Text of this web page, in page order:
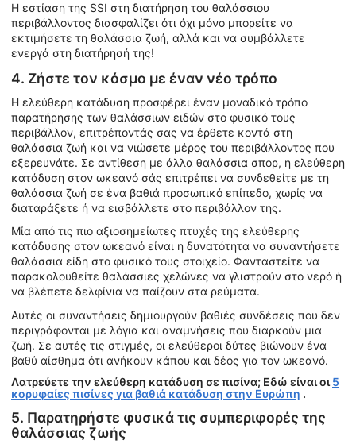
Η εστίαση της SSI στη διατήρηση του θαλάσσιου
περιβάλλοντος διασφαλίζει ότι όχι μόνο μπορείτε να
εκτιμήσετε τη θαλάσσια ζωή, αλλά και να συμβάλλετε
ενεργά στη διατήρησή της!
4. Ζήστε τον κόσμο με έναν νέο τρόπο
Η ελεύθερη κατάδυση προσφέρει έναν μοναδικό τρόπο
παρατήρησης των θαλάσσιων ειδών στο φυσικό τους
περιβάλλον, επιτρέποντάς σας να έρθετε κοντά στη
θαλάσσια ζωή και να νιώσετε μέρος του περιβάλλοντος που
εξερευνάτε. Σε αντίθεση με άλλα θαλάσσια σπορ, η ελεύθερη
κατάδυση στον ωκεανό σάς επιτρέπει να συνδεθείτε με τη
θαλάσσια ζωή σε ένα βαθιά προσωπικό επίπεδο, χωρίς να
διαταράξετε ή να εισβάλλετε στο περιβάλλον της.
Μία από τις πιο αξιοσημείωτες πτυχές της ελεύθερης
κατάδυσης στον ωκεανό είναι η δυνατότητα να συναντήσετε
θαλάσσια είδη στο φυσικό τους στοιχείο. Φανταστείτε να
παρακολουθείτε θαλάσσιες χελώνες να γλιστρούν στο νερό ή
να βλέπετε δελφίνια να παίζουν στα ρεύματα.
Αυτές οι συναντήσεις δημιουργούν βαθιές συνδέσεις που δεν
περιγράφονται με λόγια και αναμνήσεις που διαρκούν μια
ζωή. Σε αυτές τις στιγμές, οι ελεύθεροι δύτες βιώνουν ένα
βαθύ αίσθημα ότι ανήκουν κάπου και δέος για τον ωκεανό.
Λατρεύετε την ελεύθερη κατάδυση σε πισίνα; Εδώ είναι οι 5
κορυφαίες πισίνες για βαθιά κατάδυση στην Ευρώπη .
5. Παρατηρήστε φυσικά τις συμπεριφορές της
θαλάσσιας ζωής